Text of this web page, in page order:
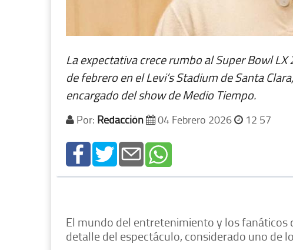
La expectativa crece rumbo al Super Bowl
de febrero en el Levi’s Stadium de Santa
encargado del show de Medio Tiempo.
Por: Redacción 04 Febrero 2026 12 57
El mundo del entretenimiento y los fanáticos
detalle del espectáculo, considerado uno de